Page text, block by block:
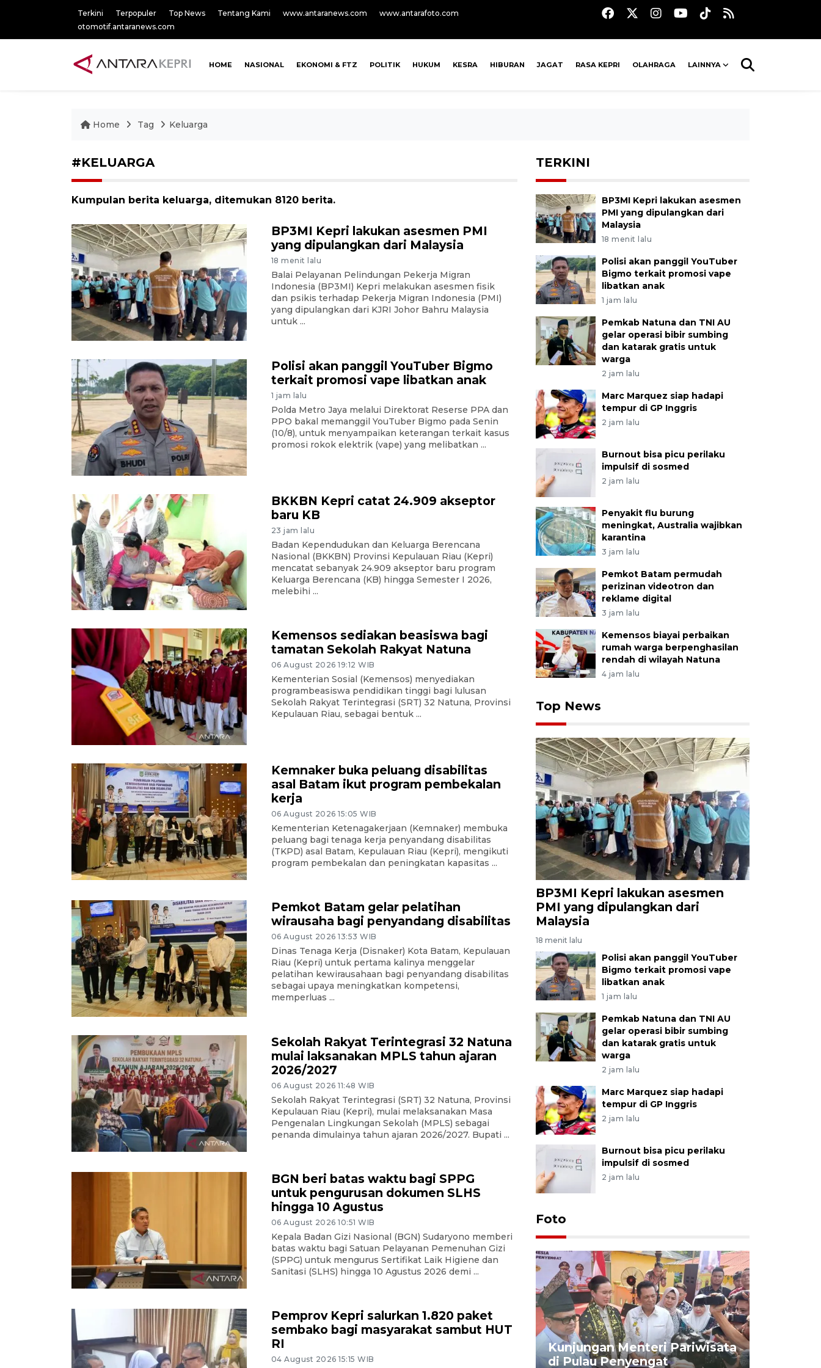
Terkini Terpopuler Top News Tentang Kami www.antaranews.com
www.antarafoto.com
otomotif.antaranews.com
HOME NASIONAL EKONOMI & FTZ POLITIK HUKUM KESRA HIBURAN JAGAT RASA KEPRI OLAHRAGA LAINNYA
Home Tag Keluarga
#KELUARGA
Kumpulan berita keluarga, ditemukan 8120 berita.
BP3MI Kepri lakukan asesmen PMI
yang dipulangkan dari Malaysia
18 menit lalu
Balai Pelayanan Pelindungan Pekerja Migran
Indonesia (BP3MI) Kepri melakukan asesmen fisik
dan psikis terhadap Pekerja Migran Indonesia (PMI)
yang dipulangkan dari KJRI Johor Bahru Malaysia
untuk ...
Polisi akan panggil YouTuber Bigmo
terkait promosi vape libatkan anak
1 jam lalu
Polda Metro Jaya melalui Direktorat Reserse PPA dan
PPO bakal memanggil YouTuber Bigmo pada Senin
(10/8), untuk menyampaikan keterangan terkait kasus
promosi rokok elektrik (vape) yang melibatkan ...
BKKBN Kepri catat 24.909 akseptor
baru KB
23 jam lalu
Badan Kependudukan dan Keluarga Berencana
Nasional (BKKBN) Provinsi Kepulauan Riau (Kepri)
mencatat sebanyak 24.909 akseptor baru program
Keluarga Berencana (KB) hingga Semester I 2026,
melebihi ...
Kemensos sediakan beasiswa bagi
tamatan Sekolah Rakyat Natuna
06 August 2026 19:12 WIB
Kementerian Sosial (Kemensos) menyediakan
programbeasiswa pendidikan tinggi bagi lulusan
Sekolah Rakyat Terintegrasi (SRT) 32 Natuna, Provinsi
Kepulauan Riau, sebagai bentuk ...
Kemnaker buka peluang disabilitas
asal Batam ikut program pembekalan
kerja
06 August 2026 15:05 WIB
Kementerian Ketenagakerjaan (Kemnaker) membuka
peluang bagi tenaga kerja penyandang disabilitas
(TKPD) asal Batam, Kepulauan Riau (Kepri), mengikuti
program pembekalan dan peningkatan kapasitas ...
Pemkot Batam gelar pelatihan
wirausaha bagi penyandang disabilitas
06 August 2026 13:53 WIB
Dinas Tenaga Kerja (Disnaker) Kota Batam, Kepulauan
Riau (Kepri) untuk pertama kalinya menggelar
pelatihan kewirausahaan bagi penyandang disabilitas
sebagai upaya meningkatkan kompetensi,
memperluas ...
Sekolah Rakyat Terintegrasi 32 Natuna
mulai laksanakan MPLS tahun ajaran
2026/2027
06 August 2026 11:48 WIB
Sekolah Rakyat Terintegrasi (SRT) 32 Natuna, Provinsi
Kepulauan Riau (Kepri), mulai melaksanakan Masa
Pengenalan Lingkungan Sekolah (MPLS) sebagai
penanda dimulainya tahun ajaran 2026/2027. Bupati ...
BGN beri batas waktu bagi SPPG
untuk pengurusan dokumen SLHS
hingga 10 Agustus
06 August 2026 10:51 WIB
Kepala Badan Gizi Nasional (BGN) Sudaryono memberi
batas waktu bagi Satuan Pelayanan Pemenuhan Gizi
(SPPG) untuk mengurus Sertifikat Laik Higiene dan
Sanitasi (SLHS) hingga 10 Agustus 2026 demi ...
Pemprov Kepri salurkan 1.820 paket
sembako bagi masyarakat sambut HUT
RI
04 August 2026 15:15 WIB
TERKINI
BP3MI Kepri lakukan asesmen
PMI yang dipulangkan dari
Malaysia
18 menit lalu
Polisi akan panggil YouTuber
Bigmo terkait promosi vape
libatkan anak
1 jam lalu
Pemkab Natuna dan TNI AU
gelar operasi bibir sumbing
dan katarak gratis untuk
warga
2 jam lalu
Marc Marquez siap hadapi
tempur di GP Inggris
2 jam lalu
Burnout bisa picu perilaku
impulsif di sosmed
2 jam lalu
Penyakit flu burung
meningkat, Australia wajibkan
karantina
3 jam lalu
Pemkot Batam permudah
perizinan videotron dan
reklame digital
3 jam lalu
Kemensos biayai perbaikan
rumah warga berpenghasilan
rendah di wilayah Natuna
4 jam lalu
Top News
BP3MI Kepri lakukan asesmen
PMI yang dipulangkan dari
Malaysia
18 menit lalu
Polisi akan panggil YouTuber
Bigmo terkait promosi vape
libatkan anak
1 jam lalu
Pemkab Natuna dan TNI AU
gelar operasi bibir sumbing
dan katarak gratis untuk
warga
2 jam lalu
Marc Marquez siap hadapi
tempur di GP Inggris
2 jam lalu
Burnout bisa picu perilaku
impulsif di sosmed
2 jam lalu
Foto
gunakan mobil jenazah
Kunjungan Menteri Pariwisata
di Pulau Penyengat